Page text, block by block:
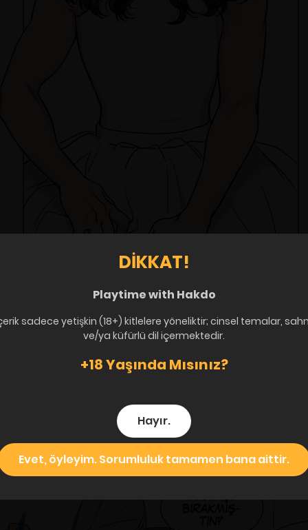
DIKKAT!
Playtime with Hakdo
sadece yetişkin (18+) kitlelere yöneliktir; cinsel temalar,
ve/ya küfürlü dil içermektedir.
+18 Yaşında Mısınız?
Hayır.
Evet, öyleyim. Sorumluluk tamamen bana aittir.